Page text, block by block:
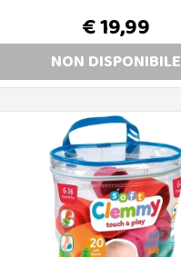
€ 19,99
NON DISPONIBILE